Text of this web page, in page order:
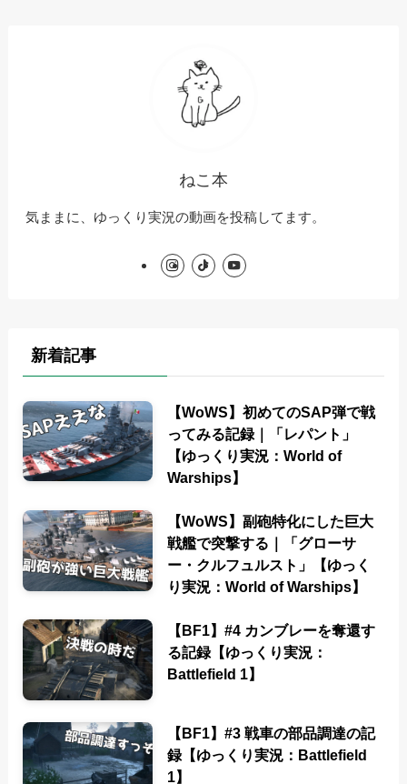
ねこ本
気ままに、ゆっくり実況の動画を投稿してます。
新着記事
【WoWS】初めてのSAP弾で戦
ってみる記録｜「レパント」
【ゆっくり実況：World of
Warships】
【WoWS】副砲特化にした巨大
戦艦で突撃する｜「グローサ
ー・クルフュルスト」【ゆっく
り実況：World of Warships】
【BF1】#4 カンブレーを奪還す
る記録【ゆっくり実況：
Battlefield 1】
【BF1】#3 戦車の部品調達の記
録【ゆっくり実況：Battlefield
1】